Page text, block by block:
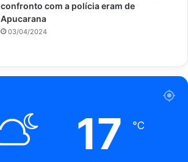
confronto com a polícia eram de
Apucarana
03/04/2024
17 ℃